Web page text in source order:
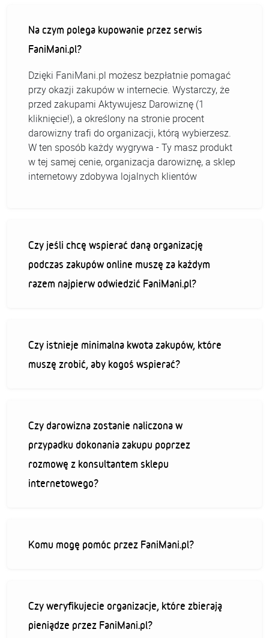
Na czym polega kupowanie przez serwis
FaniMani.pl?
Dzięki FaniMani.pl możesz bezpłatnie pomagać
przy okazji zakupów w internecie. Wystarczy, że
przed zakupami Aktywujesz Darowiznę (1
kliknięcie!), a określony na stronie procent
darowizny trafi do organizacji, którą wybierzesz.
W ten sposób każdy wygrywa - Ty masz produkt
w tej samej cenie, organizacja darowiznę, a sklep
internetowy zdobywa lojalnych klientów
Czy jeśli chcę wspierać daną organizację
podczas zakupów online muszę za każdym
razem najpierw odwiedzić FaniMani.pl?
Czy istnieje minimalna kwota zakupów, które
muszę zrobić, aby kogoś wspierać?
Czy darowizna zostanie naliczona w
przypadku dokonania zakupu poprzez
rozmowę z konsultantem sklepu
internetowego?
Komu mogę pomóc przez FaniMani.pl?
Czy weryfikujecie organizacje, które zbierają
pieniądze przez FaniMani.pl?